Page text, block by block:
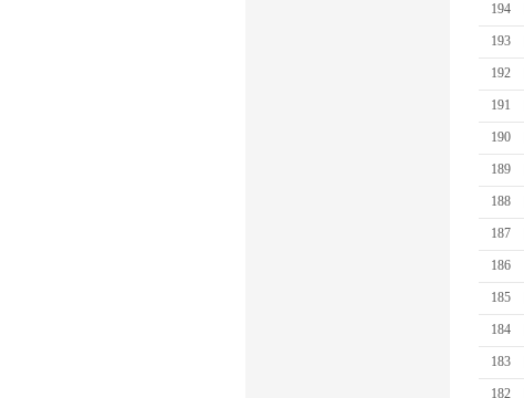
194
193
192
191
190
189
188
187
186
185
184
183
182